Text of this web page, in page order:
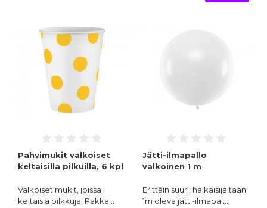
Pahvimukit valkoiset
keltaisilla pilkuilla, 6 kpl
Valkoiset mukit, joissa
keltaisia pilkkuja. Pakka…
Jätti-ilmapallo
valkoinen 1 m
Erittäin suuri, halkaisijaltaan
1m oleva jätti-ilmapal…